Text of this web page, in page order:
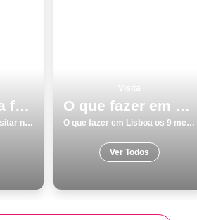
10 coisas para fazer e visitar no inverno no Alentejo
10 coisas para fazer e visitar no inverno no Alentejo
O que fazer em Lisboa os 9 melhores locais para visitar
O que fazer em Lisboa os 9 melhores locais para visitar
Ver Todos